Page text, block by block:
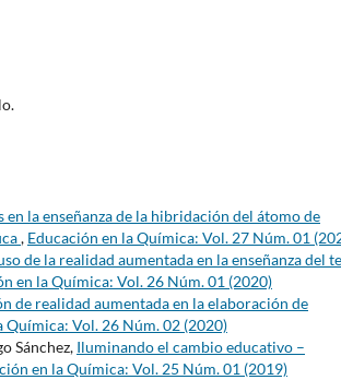
la enseñanza de la hibridación del átomo de
, Educación en la Química: Vol. 27 Núm. 01
de la realidad aumentada en la enseñanza del
en la Química: Vol. 26 Núm. 01 (2020)
de realidad aumentada en la elaboración de
Química: Vol. 26 Núm. 02 (2020)
Sánchez, Iluminando el cambio educativo –
en la Química: Vol. 25 Núm. 01 (2019)